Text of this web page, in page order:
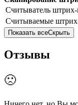
Считыватель штрих-
Считываемые
Показать всеСкрыть
Отзывы
🙁